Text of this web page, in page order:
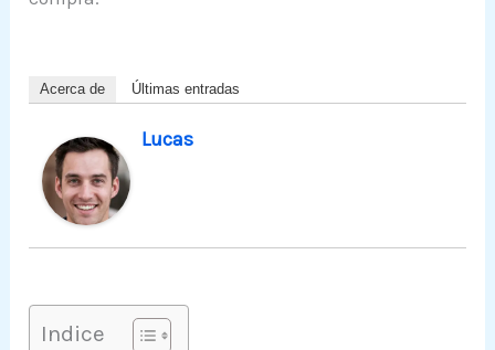
Acerca de Últimas entradas
Lucas
Indice